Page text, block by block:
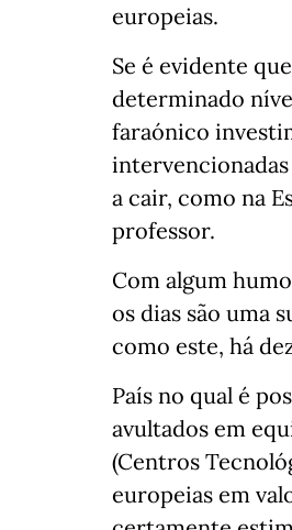
europeias.
Se é evidente
determinado
faraónico
intervencionadas
a cair, como na
professor.
Com algum
os dias são uma
como este, há
País no qual é
avultados em
(Centros
europeias em